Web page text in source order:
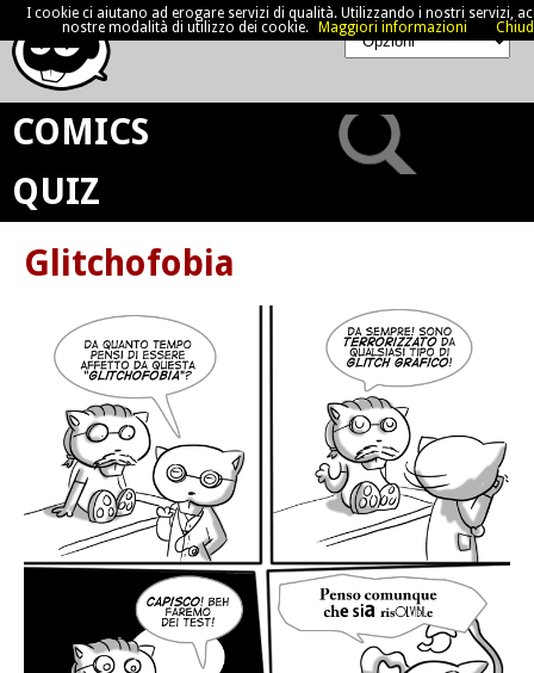
COMICS
QUIZ
Glitchofobia
I cookie ci aiutano ad erogare servizi di qualità. Utilizzando i nostri servizi,
nostre modalità di utilizzo dei cookie.
Maggiori informazioni